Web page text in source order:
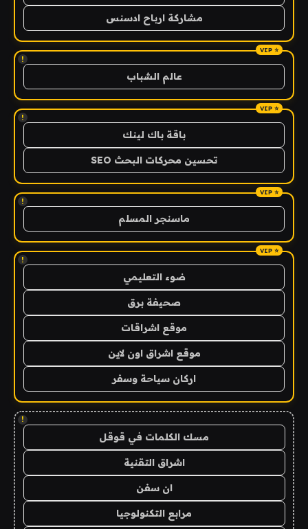
مشاركة ارباح ادسنس
!
عالم الشباب
!
باقة باك لينك
تحسين محركات البحث SEO
!
ماسنجر المسلم
!
ضوء التعليمي
صحيفة برق
موقع اشراقات
موقع اشراق اون لاين
اركان سياحة وسفر
!
مسك الكلمات في قوقل
اشراق التقنية
ان سفن
مرابع التكنولوجيا